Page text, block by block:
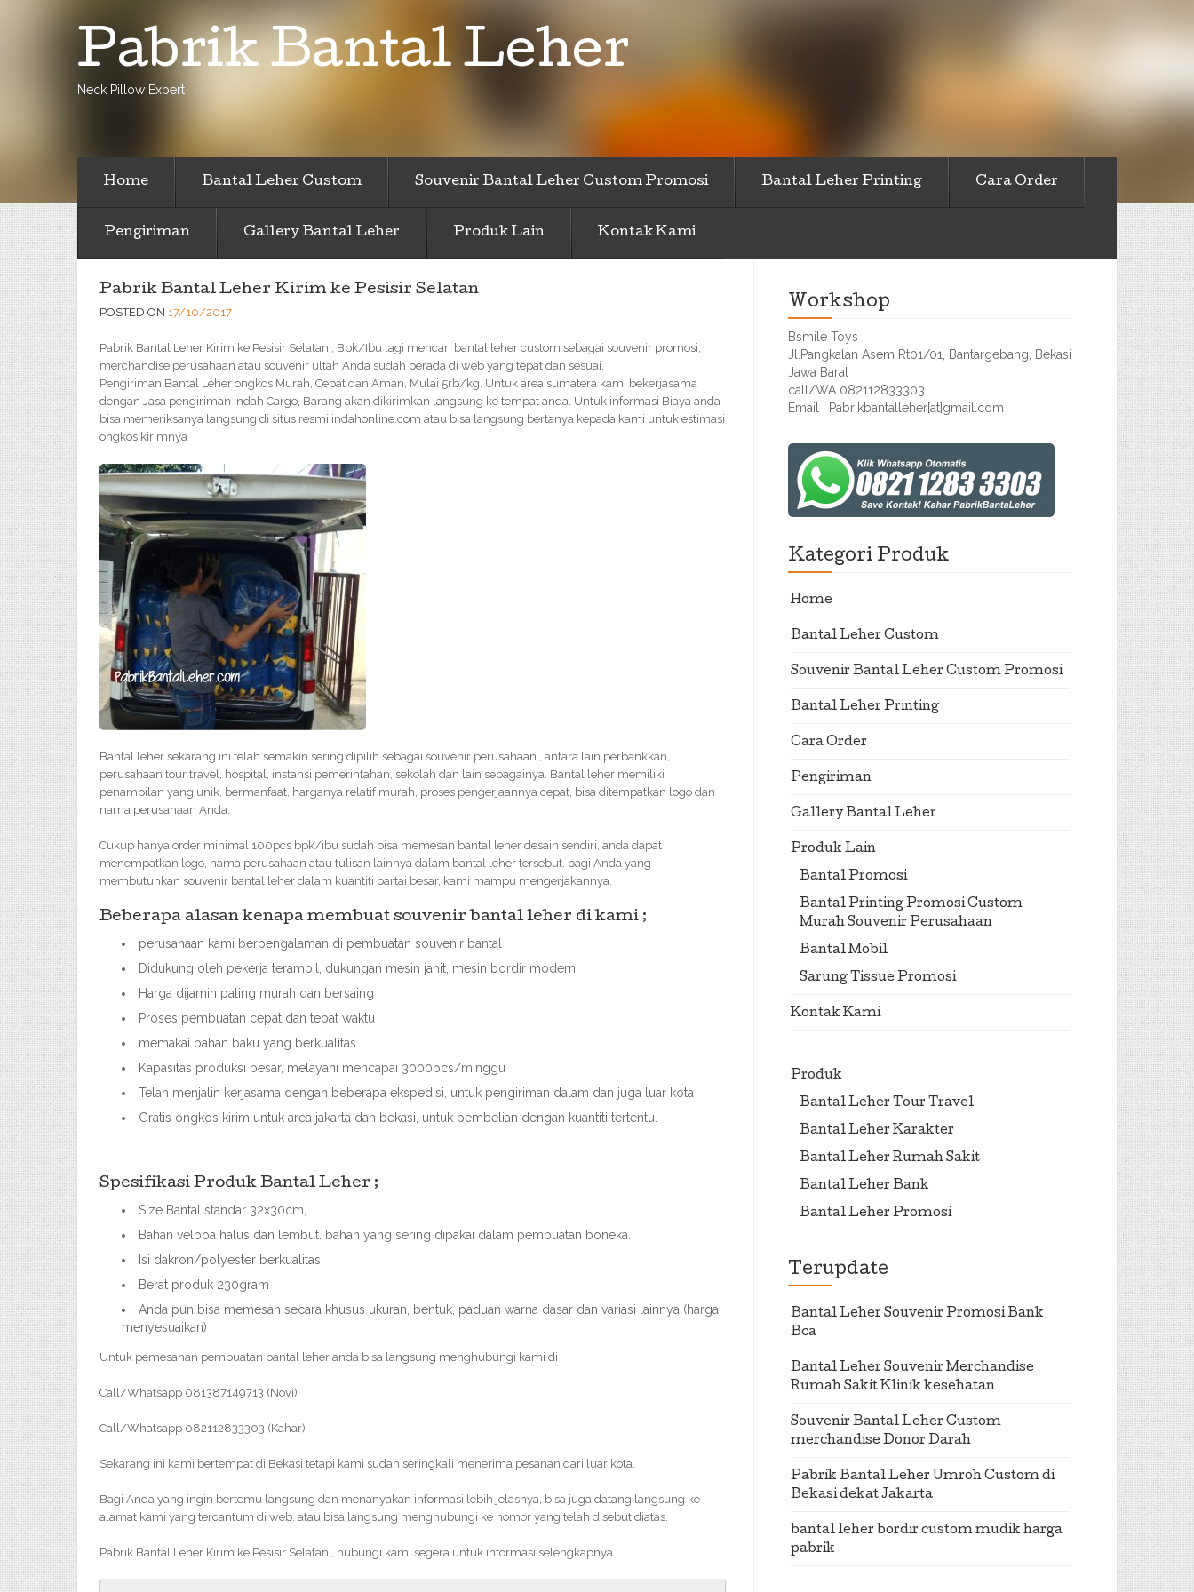
Pabrik Bantal Leher
Neck Pillow Expert
Home Bantal Leher Custom Souvenir Bantal Leher Custom Promosi Bantal Leher Printing Cara Order
Pengiriman Gallery Bantal Leher Produk Lain Kontak Kami
Pabrik Bantal Leher Kirim ke Pesisir Selatan
POSTED ON 17/10/2017
Pabrik Bantal Leher Kirim ke Pesisir Selatan , Bpk/Ibu lagi mencari bantal leher custom sebagai souvenir promosi,
merchandise perusahaan atau souvenir ultah Anda sudah berada di web yang tepat dan sesuai.
Pengiriman Bantal Leher ongkos Murah, Cepat dan Aman, Mulai 5rb/kg. Untuk area sumatera kami bekerjasama
dengan Jasa pengiriman Indah Cargo, Barang akan dikirimkan langsung ke tempat anda. Untuk informasi Biaya anda
bisa memeriksanya langsung di situs resmi indahonline.com atau bisa langsung bertanya kepada kami untuk estimasi
ongkos kirimnya
Bantal leher sekarang ini telah semakin sering dipilih sebagai souvenir perusahaan , antara lain perbankkan,
perusahaan tour travel, hospital, instansi pemerintahan, sekolah dan lain sebagainya. Bantal leher memiliki
penampilan yang unik, bermanfaat, harganya relatif murah, proses pengerjaannya cepat, bisa ditempatkan logo dan
nama perusahaan Anda.
Cukup hanya order minimal 100pcs bpk/ibu sudah bisa memesan bantal leher desain sendiri, anda dapat
menempatkan logo, nama perusahaan atau tulisan lainnya dalam bantal leher tersebut. bagi Anda yang
membutuhkan souvenir bantal leher dalam kuantiti partai besar, kami mampu mengerjakannya.
Beberapa alasan kenapa membuat souvenir bantal leher di kami ;
perusahaan kami berpengalaman di pembuatan souvenir bantal
Didukung oleh pekerja terampil, dukungan mesin jahit, mesin bordir modern
Harga dijamin paling murah dan bersaing
Proses pembuatan cepat dan tepat waktu
memakai bahan baku yang berkualitas
Kapasitas produksi besar, melayani mencapai 3000pcs/minggu
Telah menjalin kerjasama dengan beberapa ekspedisi, untuk pengiriman dalam dan juga luar kota
Gratis ongkos kirim untuk area jakarta dan bekasi, untuk pembelian dengan kuantiti tertentu.
Spesifikasi Produk Bantal Leher ;
Size Bantal standar 32x30cm,
Bahan velboa halus dan lembut. bahan yang sering dipakai dalam pembuatan boneka.
Isi dakron/polyester berkualitas
Berat produk 230gram
Anda pun bisa memesan secara khusus ukuran, bentuk, paduan warna dasar dan variasi lainnya (harga
menyesuaikan)
Untuk pemesanan pembuatan bantal leher anda bisa langsung menghubungi kami di
Call/Whatsapp 081387149713 (Novi)
Call/Whatsapp 082112833303 (Kahar)
Sekarang ini kami bertempat di Bekasi tetapi kami sudah seringkali menerima pesanan dari luar kota.
Bagi Anda yang ingin bertemu langsung dan menanyakan informasi lebih jelasnya, bisa juga datang langsung ke
alamat kami yang tercantum di web. atau bisa langsung menghubungi ke nomor yang telah disebut diatas.
Pabrik Bantal Leher Kirim ke Pesisir Selatan , hubungi kami segera untuk informasi selengkapnya
Workshop
Bsmile Toys
Jl.Pangkalan Asem Rt01/01, Bantargebang, Bekasi
Jawa Barat
call/WA 082112833303
Email : Pabrikbantalleher[at]gmail.com
Kategori Produk
Home
Bantal Leher Custom
Souvenir Bantal Leher Custom Promosi
Bantal Leher Printing
Cara Order
Pengiriman
Gallery Bantal Leher
Produk Lain
Bantal Promosi
Bantal Printing Promosi Custom
Murah Souvenir Perusahaan
Bantal Mobil
Sarung Tissue Promosi
Kontak Kami
Produk
Bantal Leher Tour Travel
Bantal Leher Karakter
Bantal Leher Rumah Sakit
Bantal Leher Bank
Bantal Leher Promosi
Terupdate
Bantal Leher Souvenir Promosi Bank
Bca
Bantal Leher Souvenir Merchandise
Rumah Sakit Klinik kesehatan
Souvenir Bantal Leher Custom
merchandise Donor Darah
Pabrik Bantal Leher Umroh Custom di
Bekasi dekat Jakarta
bantal leher bordir custom mudik harga
pabrik